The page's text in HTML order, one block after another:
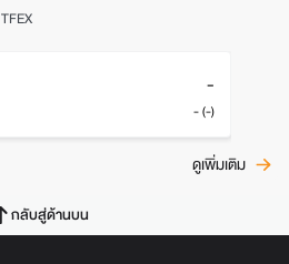
TFEX
-
- (-)
ดูเพิ่มเติม
กลับสู่ด้านบน